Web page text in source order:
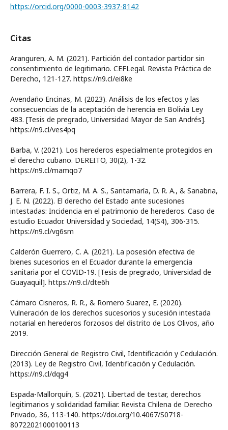
https://orcid.org/0000-0003-3937-8142
Citas
Aranguren, A. M. (2021). Partición del contador partidor sin
consentimiento de legitimario. CEFLegal. Revista Práctica de
Derecho, 121-127. https://n9.cl/ei8ke
Avendaño Encinas, M. (2023). Análisis de los efectos y las
consecuencias de la aceptación de herencia en Bolivia Ley
483. [Tesis de pregrado, Universidad Mayor de San Andrés].
https://n9.cl/ves4pq
Barba, V. (2021). Los herederos especialmente protegidos en
el derecho cubano. DEREITO, 30(2), 1-32.
https://n9.cl/mamqo7
Barrera, F. I. S., Ortiz, M. A. S., Santamaría, D. R. A., & Sanabria,
J. E. N. (2022). El derecho del Estado ante sucesiones
intestadas: Incidencia en el patrimonio de herederos. Caso de
estudio Ecuador. Universidad y Sociedad, 14(S4), 306-315.
https://n9.cl/vg6sm
Calderón Guerrero, C. A. (2021). La posesión efectiva de
bienes sucesorios en el Ecuador durante la emergencia
sanitaria por el COVID-19. [Tesis de pregrado, Universidad de
Guayaquil]. https://n9.cl/dte6h
Cámaro Cisneros, R. R., & Romero Suarez, E. (2020).
Vulneración de los derechos sucesorios y sucesión intestada
notarial en herederos forzosos del distrito de Los Olivos, año
2019.
Dirección General de Registro Civil, Identificación y Cedulación.
(2013). Ley de Registro Civil, Identificación y Cedulación.
https://n9.cl/dqg4
Espada-Mallorquín, S. (2021). Libertad de testar, derechos
legitimarios y solidaridad familiar. Revista Chilena de Derecho
Privado, 36, 113-140. https://doi.org/10.4067/S0718-
80722021000100113